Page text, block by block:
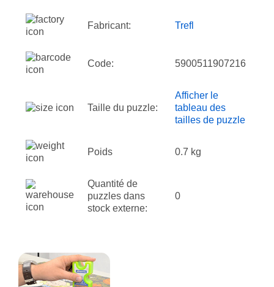
Fabricant: Trefl
Code: 5900511907216
Taille du puzzle:
Afficher le
tableau des
tailles de puzzle
Poids 0.7 kg
Quantité de
puzzles dans
stock externe:
0